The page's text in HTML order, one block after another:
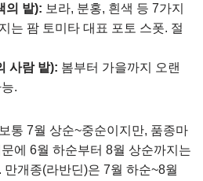
의 밭): 보라, 분홍, 흰색 등 7가지
는 팜 토미타 대표 포토 스폿. 절
사람 밭): 봄부터 가을까지 오랜
.
통 7월 상순~중순이지만, 품종마
에 6월 하순부터 8월 상순까지는
개종(라반딘)은 7월 하순~8월